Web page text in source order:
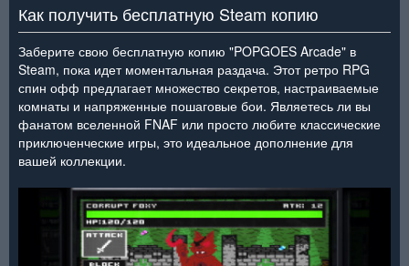
Как получить бесплатную Steam копию
Заберите свою бесплатную копию "POPGOES Arcade" в
Steam, пока идет моментальная раздача. Этот ретро RPG
спин офф предлагает множество секретов, настраиваемые
комнаты и напряженные пошаговые бои. Являетесь ли вы
фанатом вселенной FNAF или просто любите классические
приключенческие игры, это идеальное дополнение для
вашей коллекции.